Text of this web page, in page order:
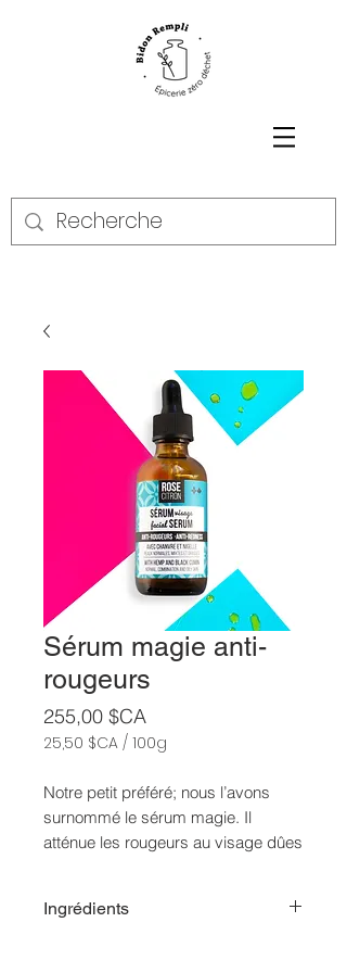
Sérum magie anti-
rougeurs
255,00 $CAPrix
25,50 $CA / 100g
pour
100
Grammes
Notre petit préféré; nous l’avons
surnommé le sérum magie. Il
atténue les rougeurs au visage dûes
l’huile de carotte.
Ingrédients